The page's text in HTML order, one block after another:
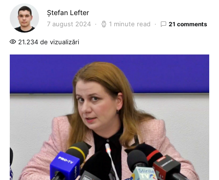
Ștefan Lefter
7 august 2024 1 minute read 21 comments
21.234 de vizualizări